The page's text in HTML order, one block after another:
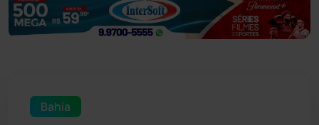
Bahia